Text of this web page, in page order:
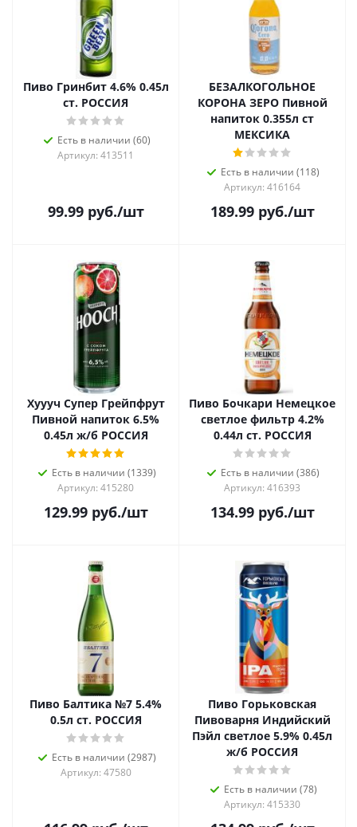
Пиво Гринбит 4.6% 0.45л
ст. РОССИЯ
Есть в наличии (60)
Артикул: 413511
99.99руб./шт
БЕЗАЛКОГОЛЬНОЕ
КОРОНА ЗЕРО Пивной
напиток 0.355л ст
МЕКСИКА
Есть в наличии (118)
Артикул: 416164
189.99руб./шт
Хуууч Супер Грейпфрут
Пивной напиток 6.5%
0.45л ж/б РОССИЯ
Есть в наличии (1339)
Артикул: 415280
129.99руб./шт
Пиво Бочкари Немецкое
светлое фильтр 4.2%
0.44л ст. РОССИЯ
Есть в наличии (386)
Артикул: 416393
134.99руб./шт
Пиво Балтика №7 5.4%
0.5л ст. РОССИЯ
Есть в наличии (2987)
Артикул: 47580
Пиво Горьковская
Пивоварня Индийский
Пэйл светлое 5.9% 0.45л
ж/б РОССИЯ
Есть в наличии (78)
Артикул: 415330